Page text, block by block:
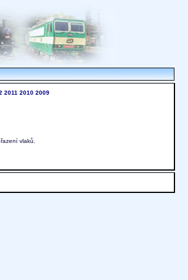
2011 2010 2009
vlaků.